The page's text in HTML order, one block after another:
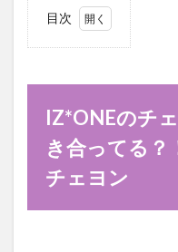
目次
ップル
は付き
合って
る？！
咲良が
好きす
IZ*ONEのチ
き合ってる？
チェヨン